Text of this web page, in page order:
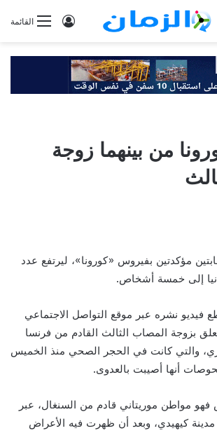
القائمةتسجيل
من بينهما زوجة
مؤكدتين بفيروس «كورونا»، ليرتفع عدد
إلى خمسة أشخاص.
فيديو نشره عبر موقع التواصل الاجتماعي
بزوجة المصاب الثالث القادم من فرنسا
والتي كانت في الحجر الصحي منذ الخميس
أنها أصيبت بالعدوى.
مواطن موريتاني قادم من السنغال، عبر
كيهيدي، وبعد أن ظهرت فيه الأعراض